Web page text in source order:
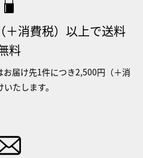
＋消費税）以上で送料
料
届け先1件につき2,500円（＋消
たします。